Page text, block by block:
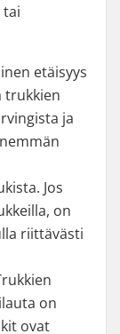
etäisyys
trukkien
ja
Jos
on
riittävästi
on
ovat